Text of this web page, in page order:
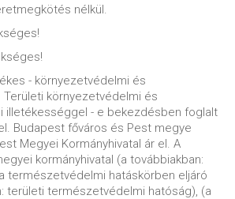
nélkül.
- környezetvédelmi és
környezetvédelmi és
- e bekezdésben foglalt
Budapest főváros és Pest megye
Megyei Kormányhivatal ár el. A
kormányhivatal (a továbbiakban:
természetvédelmi hatáskörben eljáró
területi természetvédelmi hatóság), (a